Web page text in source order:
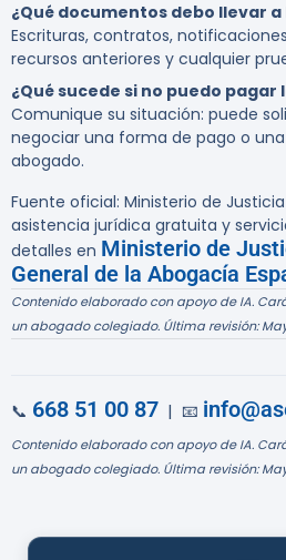
¿Qué documentos debo llevar
Escrituras, contratos, notificaciones
recursos anteriores y cualquier
¿Qué sucede si no puedo pagar
Comunique su situación: puede
negociar una forma de pago o
abogado.
Fuente oficial: Ministerio de
asistencia jurídica gratuita y
detalles en Ministerio de
General de la Abogacía
Contenido elaborado con apoyo de IA.
un abogado colegiado. Última revisión:
📞 668 51 00 87 | 📧
Contenido elaborado con apoyo de IA.
un abogado colegiado. Última revisión: